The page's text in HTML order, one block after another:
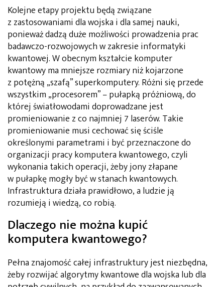
Kolejne etapy projektu będą związane
z zastosowaniami dla wojska i dla samej nauki,
ponieważ dadzą duże możliwości prowadzenia prac
badawczo-rozwojowych w zakresie informatyki
kwantowej. W obecnym kształcie komputer
kwantowy ma mniejsze rozmiary niż kojarzone
z potężną „szafą” superkomputery. Różni się przede
wszystkim „procesorem” – pułapką próżniową, do
której światłowodami doprowadzane jest
promieniowanie z co najmniej 7 laserów. Takie
promieniowanie musi cechować się ściśle
określonymi parametrami i być przeznaczone do
organizacji pracy komputera kwantowego, czyli
wykonania takich operacji, żeby jony złapane
w pułapkę mogły być w stanach kwantowych.
Infrastruktura działa prawidłowo, a ludzie ją
rozumieją i wiedzą, co robią.
Dlaczego nie można kupić
komputera kwantowego?
Pełna znajomość całej infrastruktury jest niezbędna,
żeby rozwijać algorytmy kwantowe dla wojska lub dla